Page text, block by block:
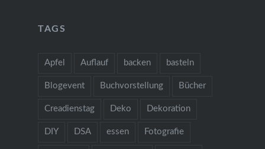
TAGS
Apfel Auflauf backen basteln
Blogevent Buchvorstellung Bücher
Creadienstag Deko Dekoration
DIY DSA essen Fotografie